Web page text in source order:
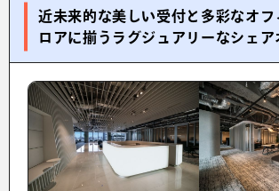
近未来的な美しい受付と多彩なオフ
ロアに揃うラグジュアリーなシェア